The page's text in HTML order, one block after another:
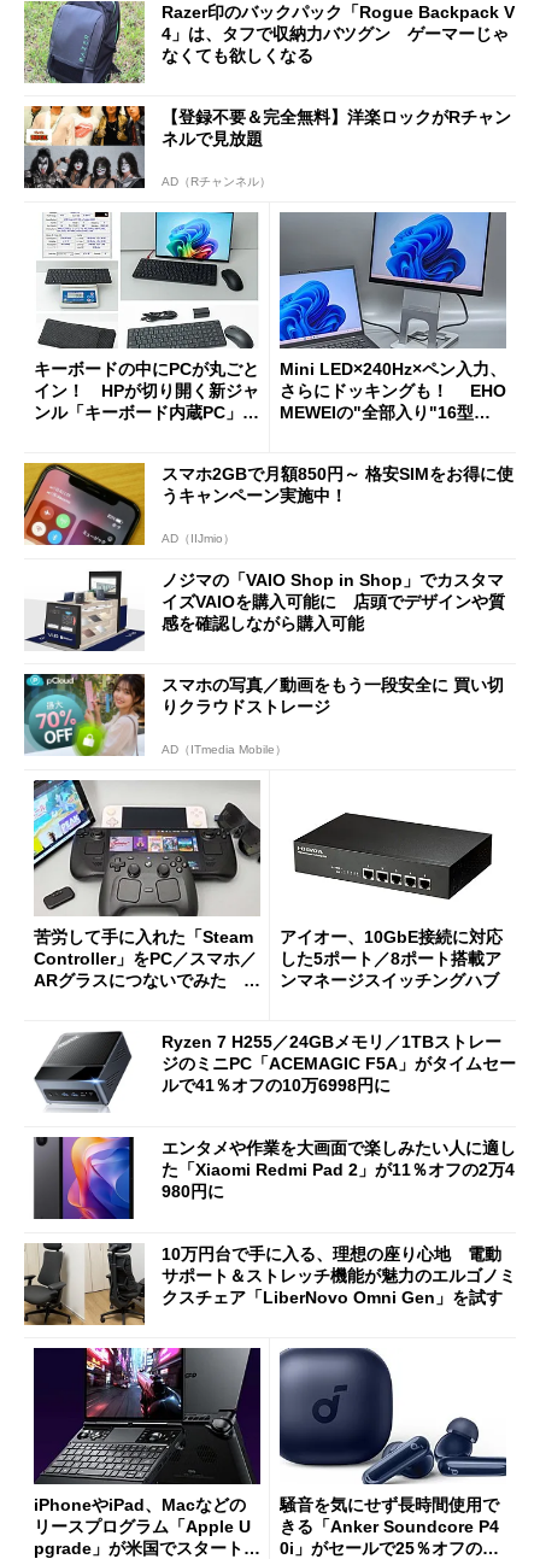
Razer印のバックパック「Rogue Backpack V
4」は、タフで収納力バツグン ゲーマーじゃ
なくても欲しくなる
【登録不要＆完全無料】洋楽ロックがRチャン
ネルで見放題
AD（Rチャンネル）
キーボードの中にPCが丸ごと
イン！ HPが切り開く新ジャ
ンル「キーボード内蔵PC」の
Mini LED×240Hz×ペン入力、
さらにドッキングも！ EHO
MEWEIの"全部入り"16型モ
スマホ2GBで月額850円～ 格安SIMをお得に使
うキャンペーン実施中！
AD（IIJmio）
ノジマの「VAIO Shop in Shop」でカスタマ
イズVAIOを購入可能に 店頭でデザインや質
感を確認しながら購入可能
スマホの写真／動画をもう一段安全に 買い切
りクラウドストレージ
AD（ITmedia Mobile）
苦労して手に入れた「Steam
Controller」をPC／スマホ／
ARグラスにつないでみた ゲ
アイオー、10GbE接続に対応
した5ポート／8ポート搭載ア
ンマネージスイッチングハブ
Ryzen 7 H255／24GBメモリ／1TBストレー
ジのミニPC「ACEMAGIC F5A」がタイムセー
ルで41％オフの10万6998円に
エンタメや作業を大画面で楽しみたい人に適し
た「Xiaomi Redmi Pad 2」が11％オフの2万4
980円に
10万円台で手に入る、理想の座り心地 電動
サポート＆ストレッチ機能が魅力のエルゴノミ
クスチェア「LiberNovo Omni Gen」を試す
iPhoneやiPad、Macなどの
リースプログラム「Apple U
pgrade」が米国でスタート／
騒音を気にせず長時間使用で
きる「Anker Soundcore P4
0i」がセールで25％オフの59